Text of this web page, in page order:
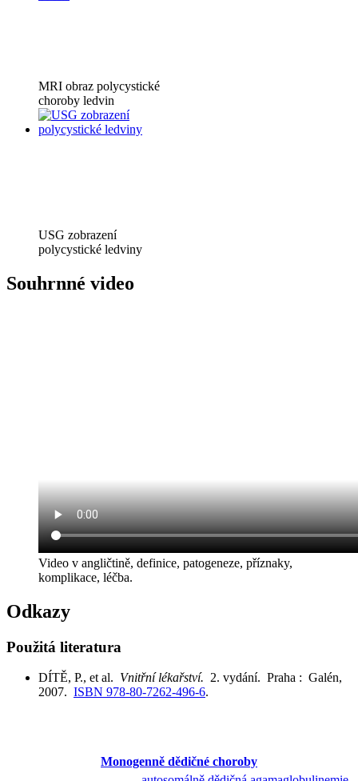
MRI obraz polycystické
choroby ledvin
USG zobrazení
polycystické ledviny
Souhrnné video
Video v angličtině, definice, patogeneze, příznaky,
komplikace, léčba.
Odkazy
Použitá literatura
DÍTĚ, P., et al. Vnitřní lékařství. 2. vydání. Praha : Galén,
2007. ISBN 978-80-7262-496-6.
Monogenně dědičné choroby